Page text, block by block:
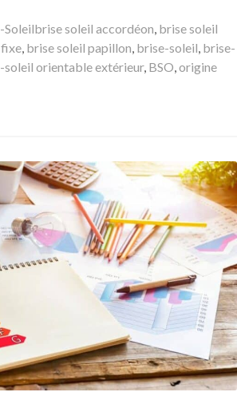
SoleilMots-
clés
brise soleil accordéon, brise soleil
, brise soleil papillon, brise-soleil, brise-
soleil orientable extérieur, BSO,origine